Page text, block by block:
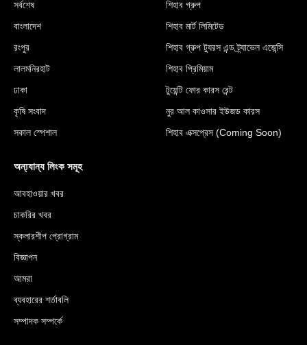
সর্বশেষ
বাংলাদেশ
রংপুর
লালমনিরহাট
ঢাকা
কৃষি সংবাদ
সকাল স্পেশাল
শিহাব গ্রুপ
শিহাব মার্ট লিমিটেড
শিহাব গ্রুপ ট্যুরস এন্ড ট্র্যাভেল এজেন্সি
শিহাব প্রিমিয়াম
টুয়েন্টি ফোর কারস রেন্ট
নুর আল কাওসার ইউজড কারস
শিহাব এক্সপ্রেস (Coming Soon)
অন্য্যান্য লিংক সমূহ
আবহাওয়ার খবর
চাকরির খবর
স্কলারশীপ প্রোগ্রাম
বিজ্ঞাপন
আমরা
ব্যবহারের শর্তাবলি
সম্পাদক সম্পর্কে